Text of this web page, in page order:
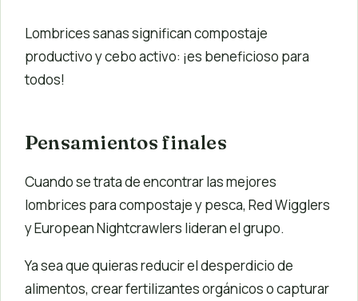
Lombrices sanas significan compostaje
productivo y cebo activo: ¡es beneficioso para
todos!
Pensamientos finales
Cuando se trata de encontrar las mejores
lombrices para compostaje y pesca, Red Wigglers
y European Nightcrawlers lideran el grupo.
Ya sea que quieras reducir el desperdicio de
alimentos, crear fertilizantes orgánicos o capturar